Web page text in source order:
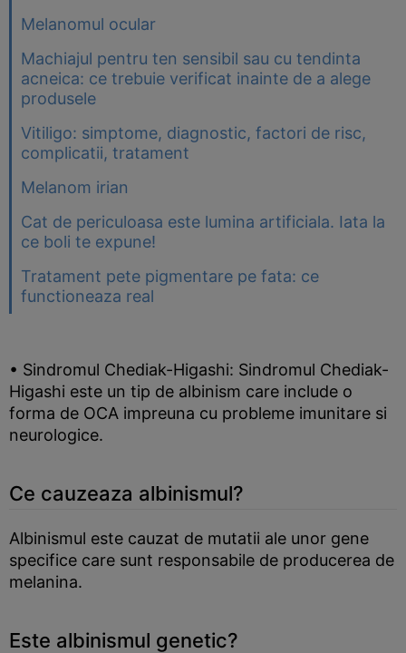
Melanomul ocular
Machiajul pentru ten sensibil sau cu tendinta
acneica: ce trebuie verificat inainte de a alege
produsele
Vitiligo: simptome, diagnostic, factori de risc,
complicatii, tratament
Melanom irian
Cat de periculoasa este lumina artificiala. Iata la
ce boli te expune!
Tratament pete pigmentare pe fata: ce
functioneaza real
• Sindromul Chediak-Higashi: Sindromul Chediak-
Higashi este un tip de albinism care include o
forma de OCA impreuna cu probleme imunitare si
neurologice.
Ce cauzeaza albinismul?
Albinismul este cauzat de mutatii ale unor gene
specifice care sunt responsabile de producerea de
melanina.
Este albinismul genetic?